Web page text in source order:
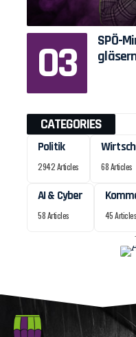
SPÖ-
CATEGORIES
Politik
2942 Articles 68 Articles
AI & Cyber
58 Articles 45 Articles